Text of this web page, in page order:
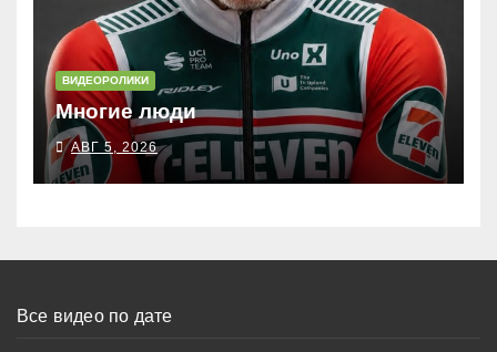
ВИДЕОРОЛИКИ
Многие люди
АВГ 5, 2026
Все видео по дате